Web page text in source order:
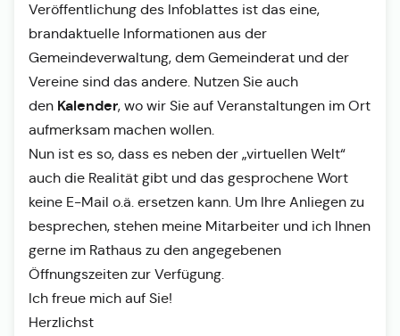
Veröffentlichung des Infoblattes ist das eine,
brandaktuelle Informationen aus der
Gemeindeverwaltung, dem Gemeinderat und der
Vereine sind das andere. Nutzen Sie auch
den Kalender, wo wir Sie auf Veranstaltungen im Ort
aufmerksam machen wollen.
Nun ist es so, dass es neben der „virtuellen Welt“
auch die Realität gibt und das gesprochene Wort
keine E-Mail o.ä. ersetzen kann. Um Ihre Anliegen zu
besprechen, stehen meine Mitarbeiter und ich Ihnen
gerne im Rathaus zu den angegebenen
Öffnungszeiten zur Verfügung.
Ich freue mich auf Sie!
Herzlichst